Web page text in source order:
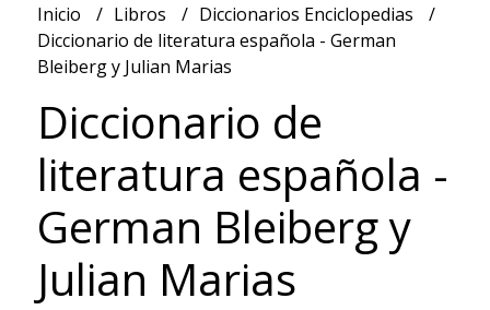
Inicio Libros
Diccionarios Enciclopedias
Diccionario de literatura española - German
Bleiberg y Julian Marias
Diccionario de
literatura española -
German Bleiberg y
Julian Marias